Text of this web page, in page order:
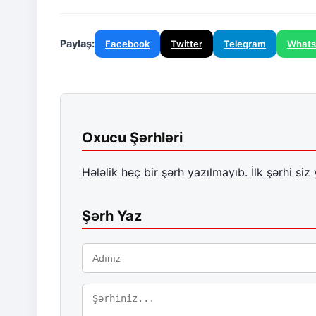
Paylaş: Facebook Twitter Telegram
Oxucu Şərhləri
Hələlik heç bir şərh yazılmayıb. İlk şərhi siz
Şərh Yaz